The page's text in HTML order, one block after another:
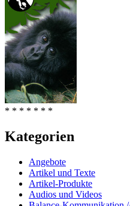
* * * * * * *
Kategorien
Angebote
Artikel und Texte
Artikel-Produkte
Audios und Videos